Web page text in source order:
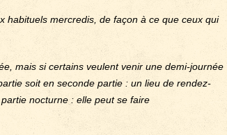
habituels mercredis, de façon à ce que ceux qui
mais si certains veulent venir une demi-journée
soit en seconde partie : un lieu de rendez-
nocturne : elle peut se faire